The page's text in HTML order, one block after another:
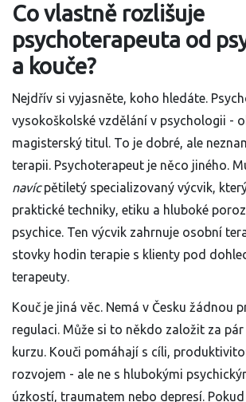
Co vlastně rozlišuje
psychoterapeuta od
a kouče?
Nejdřív si vyjasněte, koho hledáte.
vysokoškolské vzdělání v psychologii -
magisterský titul. To je dobré, ale
terapii. Psychoterapeut je něco jiného.
navícpětiletý specializovaný výcvik,
praktické techniky, etiku a hluboké
psychice. Ten výcvik zahrnuje osobní
stovky hodin terapie s klienty pod
terapeuty.
Kouč je jiná věc. Nemá v Česku žádnou
regulaci. Může si to někdo založit za
kurzu. Kouči pomáhají s cíli,
rozvojem - ale ne s hlubokými
úzkostí, traumatem nebo depresí.